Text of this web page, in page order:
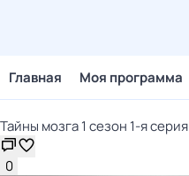
Главная Моя программа
Тайны мозга 1 сезон 1-я серия
0